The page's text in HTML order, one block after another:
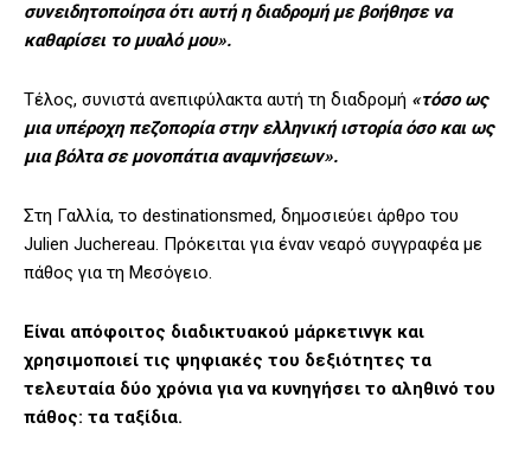
συνειδητοποίησα ότι αυτή η διαδρομή με βοήθησε να
καθαρίσει το μυαλό μου».
Τέλος, συνιστά ανεπιφύλακτα αυτή τη διαδρομή «τόσο ως
μια υπέροχη πεζοπορία στην ελληνική ιστορία όσο και ως
μια βόλτα σε μονοπάτια αναμνήσεων».
Στη Γαλλία, το destinationsmed, δημοσιεύει άρθρο του
Julien Juchereau. Πρόκειται για έναν νεαρό συγγραφέα με
πάθος για τη Μεσόγειο.
Είναι απόφοιτος διαδικτυακού μάρκετινγκ και
χρησιμοποιεί τις ψηφιακές του δεξιότητες τα
τελευταία δύο χρόνια για να κυνηγήσει το αληθινό του
πάθος: τα ταξίδια.